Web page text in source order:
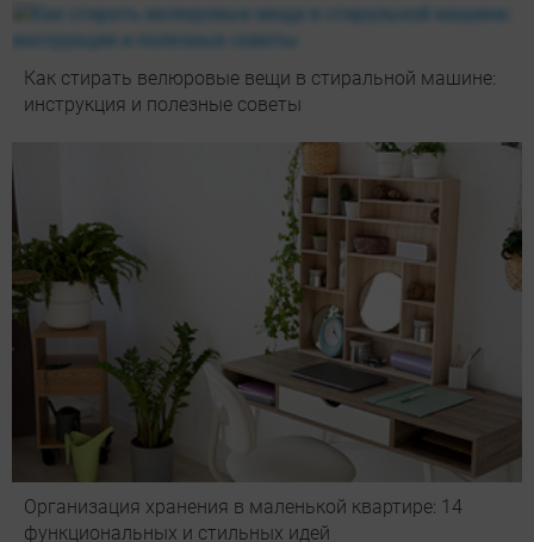
Как стирать велюровые вещи в стиральной машине:
инструкция и полезные советы
Организация хранения в маленькой квартире: 14
функциональных и стильных идей